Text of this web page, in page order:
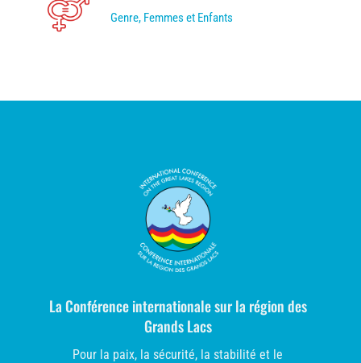
Genre, Femmes et Enfants
La Conférence internationale sur la région des
Grands Lacs
Pour la paix, la sécurité, la stabilité et le